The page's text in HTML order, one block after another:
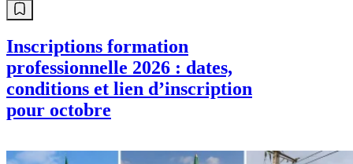
Inscriptions formation
professionnelle 2026 : dates,
conditions et lien d’inscription
pour octobre